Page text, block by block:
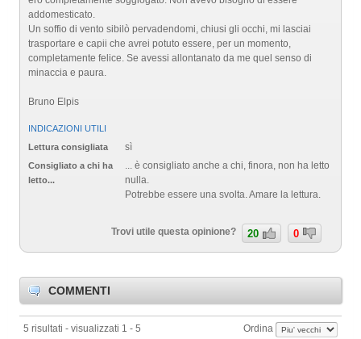
addomesticato.
Un soffio di vento sibilò pervadendomi, chiusi gli occhi, mi lasciai
trasportare e capii che avrei potuto essere, per un momento,
completamente felice. Se avessi allontanato da me quel senso di
minaccia e paura.
Bruno Elpis
INDICAZIONI UTILI
Lettura consigliata
sì
Consigliato a chi ha
letto...
... è consigliato anche a chi, finora, non ha letto
nulla.
Potrebbe essere una svolta. Amare la lettura.
Trovi utile questa opinione? 20 0
COMMENTI
5 risultati - visualizzati 1 - 5 Ordina